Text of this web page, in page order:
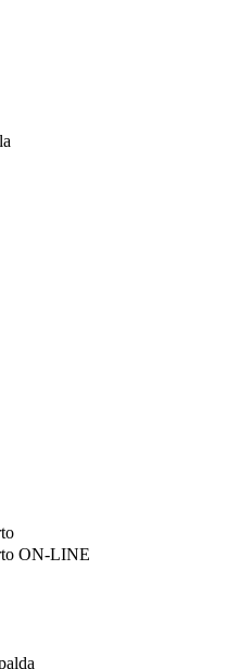
ON-LINE